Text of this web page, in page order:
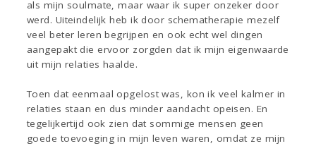
als mijn soulmate, maar waar ik super onzeker door
werd. Uiteindelijk heb ik door schematherapie mezelf
veel beter leren begrijpen en ook echt wel dingen
aangepakt die ervoor zorgden dat ik mijn eigenwaarde
uit mijn relaties haalde.
Toen dat eenmaal opgelost was, kon ik veel kalmer in
relaties staan en dus minder aandacht opeisen. En
tegelijkertijd ook zien dat sommige mensen geen
goede toevoeging in mijn leven waren, omdat ze mijn